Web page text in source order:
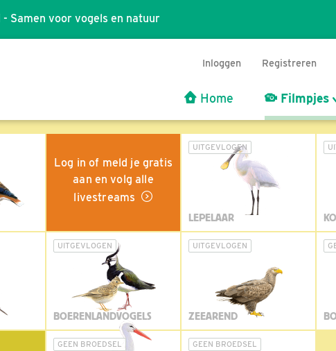
- Samen voor vogels en natuur
Inloggen Registreren
Home Filmpjes
Log in of meld je gratis
aan en volg alle
livestreams
UITGEVLOGEN
LEPELAAR
UITGEVLOGEN
BOERENLANDVOGELS
UITGEVLOGEN
ZEEAREND
GEEN BROEDSEL GEEN BROEDSEL